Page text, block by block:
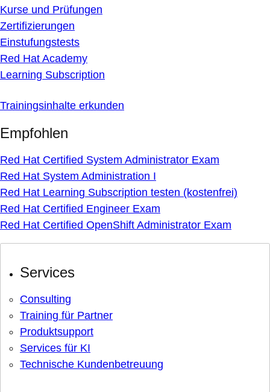
Kurse und Prüfungen
Zertifizierungen
Einstufungstests
Red Hat Academy
Learning Subscription
Trainingsinhalte erkunden
Empfohlen
Red Hat Certified System Administrator Exam
Red Hat System Administration I
Red Hat Learning Subscription testen (kostenfrei)
Red Hat Certified Engineer Exam
Red Hat Certified OpenShift Administrator Exam
Services
Consulting
Training für Partner
Produktsupport
Services für KI
Technische Kundenbetreuung